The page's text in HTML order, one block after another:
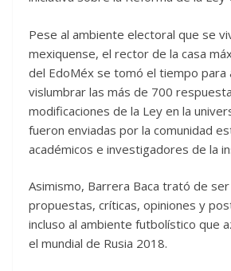
Pese al ambiente electoral que se
mexiquense, el rector de la casa
del EdoMéx se tomó el tiempo para
vislumbrar las más de 700
modificaciones de la Ley en la
fueron enviadas por la comunidad
académicos e investigadores de la
Asimismo, Barrera Baca trató de ser
propuestas, críticas, opiniones y
incluso al ambiente futbolístico que
el mundial de Rusia 2018.